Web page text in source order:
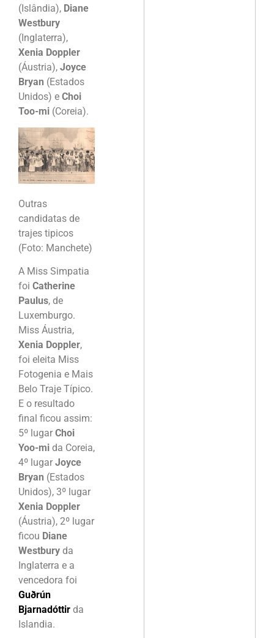
(Islândia), Diane
Westbury
(Inglaterra),
Xenia Doppler
(Áustria), Joyce
Bryan (Estados
Unidos) e Choi
Too-mi (Coreia).
Outras
candidatas de
trajes tipicos
(Foto: Manchete)
A Miss Simpatia
foi Catherine
Paulus, de
Luxemburgo.
Miss Áustria,
Xenia Doppler,
foi eleita Miss
Fotogenia e Mais
Belo Traje Típico.
E o resultado
final ficou assim:
5º lugar Choi
Yoo-mi da Coreia,
4º lugar Joyce
Bryan (Estados
Unidos), 3º lugar
Xenia Doppler
(Áustria), 2º lugar
ficou Diane
Westbury da
Inglaterra e a
vencedora foi
Guðrún
Bjarnadóttir da
Islandia.